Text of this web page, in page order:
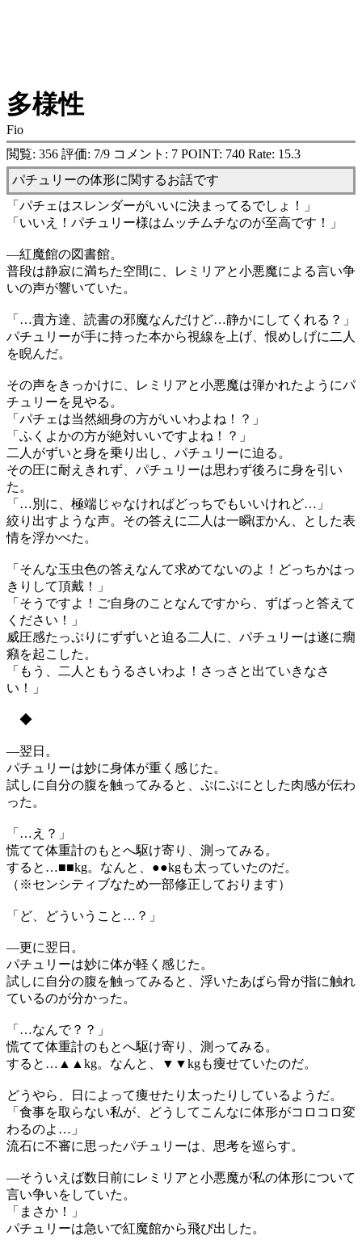
多様性
Fio
閲覧: 356 評価: 7/9 コメント: 7 POINT: 740 Rate: 15.3
パチュリーの体形に関するお話です
「パチェはスレンダーがいいに決まってるでしょ！」
「いいえ！パチュリー様はムッチムチなのが至高です！」
―紅魔館の図書館。
普段は静寂に満ちた空間に、レミリアと小悪魔による言い争
いの声が響いていた。
「…貴方達、読書の邪魔なんだけど…静かにしてくれる？」
パチュリーが手に持った本から視線を上げ、恨めしげに二人
を睨んだ。
その声をきっかけに、レミリアと小悪魔は弾かれたようにパ
チュリーを見やる。
「パチェは当然細身の方がいいわよね！？」
「ふくよかの方が絶対いいですよね！？」
二人がずいと身を乗り出し、パチュリーに迫る。
その圧に耐えきれず、パチュリーは思わず後ろに身を引い
た。
「…別に、極端じゃなければどっちでもいいけれど…」
絞り出すような声。その答えに二人は一瞬ぽかん、とした表
情を浮かべた。
「そんな玉虫色の答えなんて求めてないのよ！どっちかはっ
きりして頂戴！」
「そうですよ！ご自身のことなんですから、ずばっと答えて
ください！」
威圧感たっぷりにずずいと迫る二人に、パチュリーは遂に癇
癪を起こした。
「もう、二人ともうるさいわよ！さっさと出ていきなさ
い！」
◆
―翌日。
パチュリーは妙に身体が重く感じた。
試しに自分の腹を触ってみると、ぷにぷにとした肉感が伝わ
った。
「…え？」
慌てて体重計のもとへ駆け寄り、測ってみる。
すると…■■kg。なんと、●●kgも太っていたのだ。
（※センシティブなため一部修正しております）
「ど、どういうこと…？」
―更に翌日。
パチュリーは妙に体が軽く感じた。
試しに自分の腹を触ってみると、浮いたあばら骨が指に触れ
ているのが分かった。
「…なんで？？」
慌てて体重計のもとへ駆け寄り、測ってみる。
すると…▲▲kg。なんと、▼▼kgも痩せていたのだ。
どうやら、日によって痩せたり太ったりしているようだ。
「食事を取らない私が、どうしてこんなに体形がコロコロ変
わるのよ…」
流石に不審に思ったパチュリーは、思考を巡らす。
―そういえば数日前にレミリアと小悪魔が私の体形について
言い争いをしていた。
「まさか！」
パチュリーは急いで紅魔館から飛び出した。